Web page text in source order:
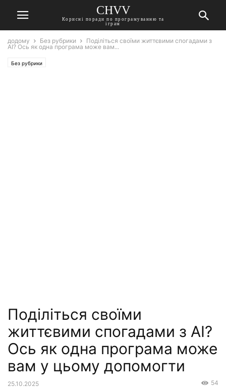
CHVV
Корисні поради по програмуванню та
іграм
додому Без рубрики
Поділіться своїми життєвими спогадами з
AI? Ось як одна програма може вам...
Без рубрики
Поділіться своїми
життєвими спогадами з AI?
Ось як одна програма може
вам у цьому допомогти
25.10.2025 54